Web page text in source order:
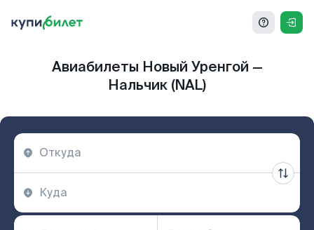
Авиабилеты Новый Уренгой —
Нальчик (NAL)